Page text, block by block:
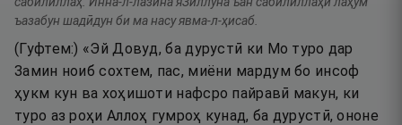
ъазабун шадӣдун би ма насу явма-л-ҳисаб.
(Гуфтем:) «Эй Довуд, ба дурустӣ ки Мо туро дар
Замин ноиб сохтем, пас, миёни мардум бо инсоф
ҳукм кун ва хоҳишоти нафсро пайравӣ макун, ки
туро аз роҳи Аллоҳ гумроҳ кунад, ба дурустӣ, ононе